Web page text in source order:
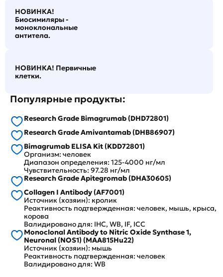
НОВИНКА!
Биосимиляры -
моноклональные
антитела.
НОВИНКА! Первичные
клетки.
Популярные продукты:
Research Grade Bimagrumab (DHD72801)
Research Grade Amivantamab (DHB86907)
Bimagrumab ELISA Kit (KDD72801)
Организм: человек
Диапазон определения: 125-4000 нг/мл
Чувствительность: 97.28 нг/мл
Research Grade Apitegromab (DHA30605)
Collagen I Antibody (AF7001)
Источник (хозяин): кролик
Реактивность подтвержденная: человек, мышь, крыса,
корова
Валидировано для: IHC, WB, IF, ICC
Monoclonal Antibody to Nitric Oxide Synthase 1,
Neuronal (NOS1) (MAA815Hu22)
Источник (хозяин): мышь
Реактивность подтвержденная: человек
Валидировано для: WB